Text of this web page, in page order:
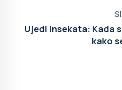
Ujedi insekata: Kada
kako